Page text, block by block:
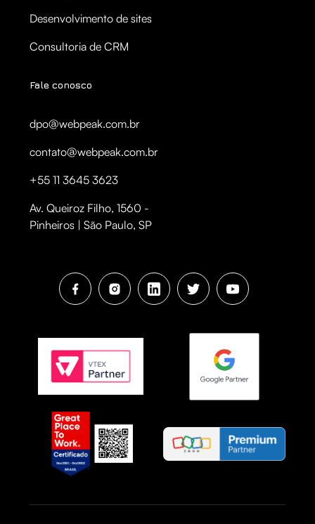
Desenvolvimento de sites
Consultoria de CRM
Fale conosco
dpo@webpeak.com.br
contato@webpeak.com.br
+55 11 3645 3623
Av. Queiroz Filho, 1560 -
Pinheiros | São Paulo, SP